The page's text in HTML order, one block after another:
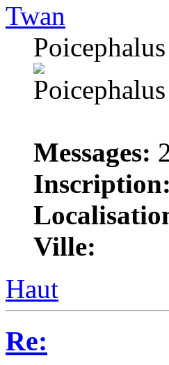
Twan
Poicephalus
Messages:
Inscription:
Ville:
Haut
Re: